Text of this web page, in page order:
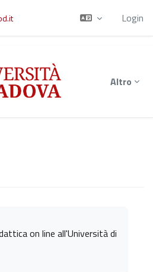
Login
Altro
on line all'Università di